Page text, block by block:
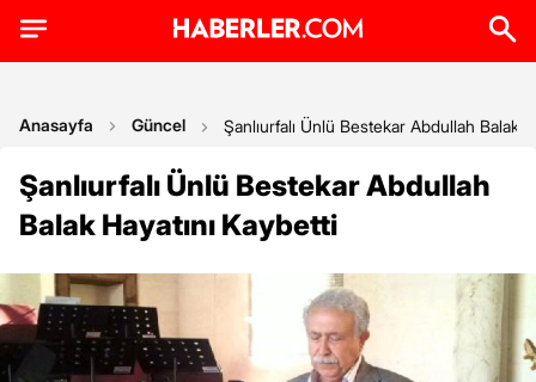
Anasayfa Güncel Şanlıurfalı Ünlü Bestekar Abdullah Balak
Şanlıurfalı Ünlü Bestekar Abdullah
Balak Hayatını Kaybetti